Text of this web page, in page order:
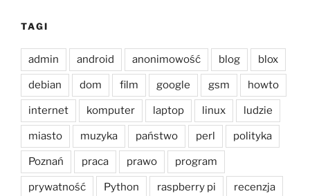
TAGI
admin android anonimowość blog blox
debian dom film google gsm howto
internet komputer laptop linux ludzie
miasto muzyka państwo perl polityka
Poznań praca prawo program
prywatność Python raspberry pi recenzja